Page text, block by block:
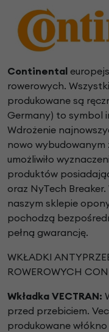
Continental
rowerowych.
produkowane są
Germany) to symbol
Wdrożenie
nowo wybudowanym
umożliwiło
produktów
oraz NyTech Breaker.
naszym sklepie
pochodzą
pełną gwarancję.
WKŁADKI
ROWEROWYCH
Wkładka VECTRAN:
przed przebiciem.
produkowane włókno